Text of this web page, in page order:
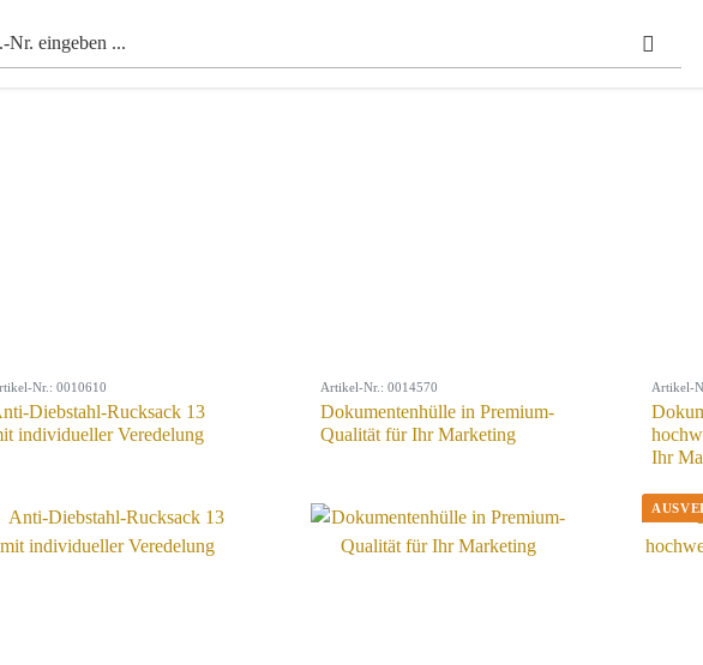
Nr.: 0010610
Diebstahl-Rucksack 13
individueller Veredelung
Artikel-Nr.: 0014570
Dokumentenhülle in Premium-
Qualität für Ihr Marketing
Artikel-
Ihr